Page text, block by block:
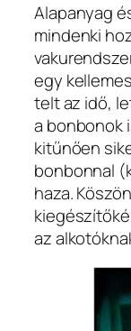
Alapanyag
mindenki
egy
telt az idő,
a bonbonok
kitűnően
bonbonnal
haza.
az